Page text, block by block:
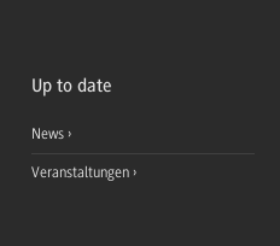
Up to date
News
Veranstaltungen